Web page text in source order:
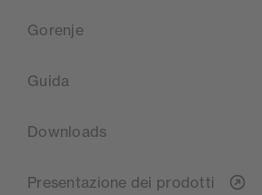
Gorenje
Guida
Downloads
Presentazione dei prodotti